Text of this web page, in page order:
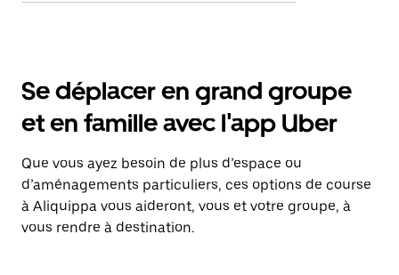
Se déplacer en grand groupe
et en famille avec l'app Uber
Que vous ayez besoin de plus d’espace ou
d’aménagements particuliers, ces options de course
à Aliquippa vous aideront, vous et votre groupe, à
vous rendre à destination.